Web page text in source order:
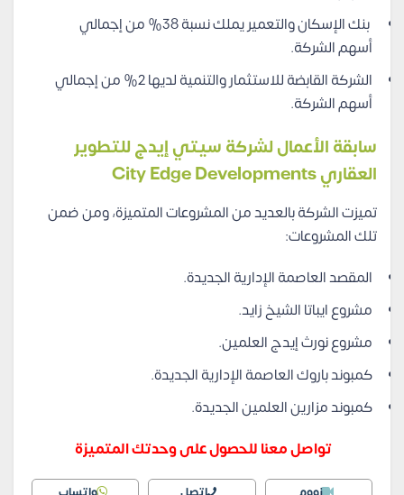
بنك الإسكان والتعمير يملك نسبة 38% من إجمالي
أسهم الشركة.
الشركة القابضة للاستثمار والتنمية لديها 2% من إجمالي
أسهم الشركة.
سابقة الأعمال لشركة سيتي إيدج للتطوير
العقاري City Edge Developments
تميزت الشركة بالعديد من المشروعات المتميزة، ومن ضمن
تلك المشروعات:
المقصد العاصمة الإدارية الجديدة.
مشروع ايباتا الشيخ زايد.
مشروع نورث إيدج العلمين.
كمبوند باروك العاصمة الإدارية الجديدة.
كمبوند مزارين العلمين الجديدة.
تواصل معنا للحصول على وحدتك المتميزة